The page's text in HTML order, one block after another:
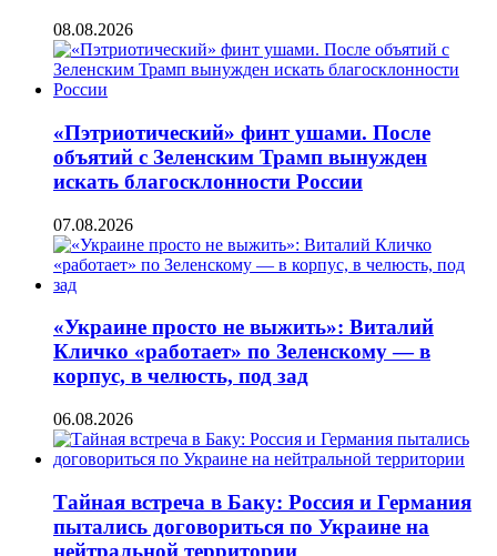
08.08.2026
«Пэтриотический» финт ушами. После
объятий с Зеленским Трамп вынужден
искать благосклонности России
07.08.2026
«Украине просто не выжить»: Виталий
Кличко «работает» по Зеленскому — в
корпус, в челюсть, под зад
06.08.2026
Тайная встреча в Баку: Россия и Германия
пытались договориться по Украине на
нейтральной территории